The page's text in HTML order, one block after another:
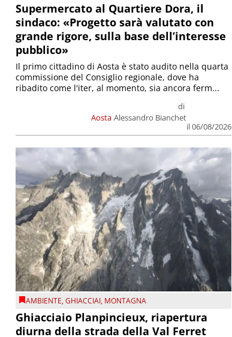
Supermercato al Quartiere Dora, il
sindaco: «Progetto sarà valutato con
grande rigore, sulla base dell’interesse
pubblico»
Aosta
di
Alessandro Bianchet
il 06/08/2026
Il primo cittadino di Aosta è stato audito nella quarta
commissione del Consiglio regionale, dove ha
ribadito come l'iter, al momento, sia ancora ferm...
AMBIENTE,GHIACCIAI, MONTAGNA
Ghiacciaio Planpincieux, riapertura
diurna della strada della Val Ferret